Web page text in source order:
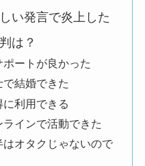
い発言で炎上した
は？
ートが良かった
結婚できた
利用できる
インで活動できた
オタクじゃないので